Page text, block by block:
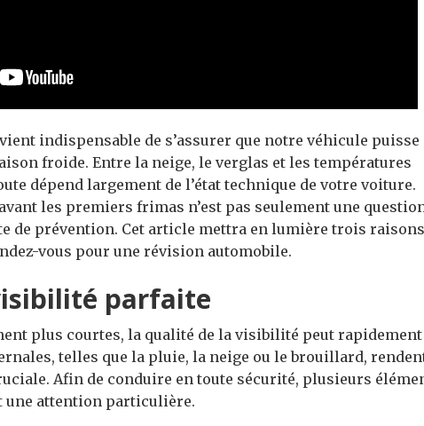
indispensable de s’assurer que notre véhicule puisse
froide. Entre la neige, le verglas et les températures
dépend largement de l’état technique de votre voiture.
les premiers frimas n’est pas seulement une
de prévention. Cet article mettra en lumière trois raisons
vous pour une révision automobile.
parfaite
plus courtes, la qualité de la visibilité peut rapidement
telles que la pluie, la neige ou le brouillard,
Afin de conduire en toute sécurité, plusieurs
une attention particulière.